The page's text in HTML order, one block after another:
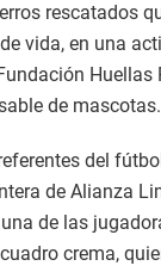
rescatados
vida, en una
Huellas
de mascotas.
del
de Alianza
de las
crema,